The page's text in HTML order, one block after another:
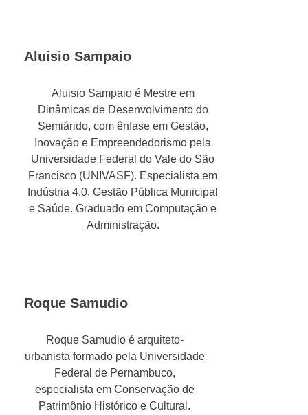
Aluisio Sampaio
Aluisio Sampaio é Mestre em
Dinâmicas de Desenvolvimento do
Semiárido, com ênfase em Gestão,
Inovação e Empreendedorismo pela
Universidade Federal do Vale do São
Francisco (UNIVASF). Especialista em
Indústria 4.0, Gestão Pública Municipal
e Saúde. Graduado em Computação e
Administração.
Roque Samudio
Roque Samudio é arquiteto-
urbanista formado pela Universidade
Federal de Pernambuco,
especialista em Conservação de
Patrimônio Histórico e Cultural.